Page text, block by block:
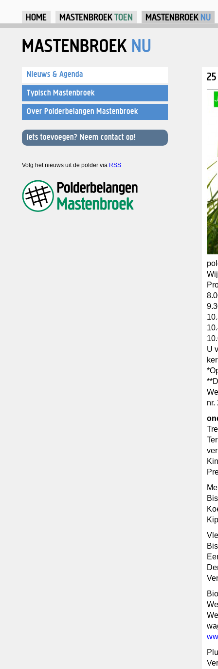
HOME MASTENBROEKTOEN MASTENBROEK NU
MASTENBROEK NU
U
nr.
Nieuws & Agenda
Typisch Mastenbroek
Over Polderbelangen Mastenbroek
Iets toevoegen? Neem contact op!
Volg het nieuws uit de polder via RSS